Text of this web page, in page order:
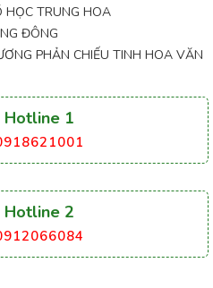
TRUNG HOA
ĐÔNG
PHẢN CHIẾU TINH HOA VĂN
Hotline 1
Hotline 2